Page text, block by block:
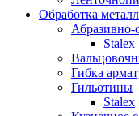
Обработка
Абразивно-
Stalex
Гибка
Гильотины
Stalex